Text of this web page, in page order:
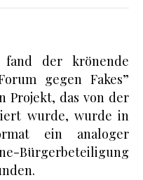
fand der krönende
gegen Fakes”
Projekt, das von der
wurde, wurde in
ein analoger
Bürgerbeteiligung